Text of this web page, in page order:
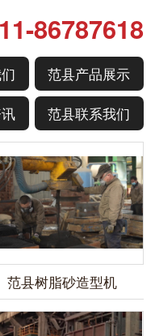
86787618
范县产品展示
范县联系我们
范县树脂砂造型机